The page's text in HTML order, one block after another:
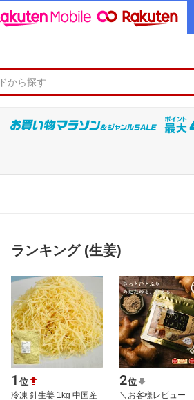
ランキング (生姜)
1 位
冷凍 針生姜 1kg 中国産
2位
＼お客様レビュー